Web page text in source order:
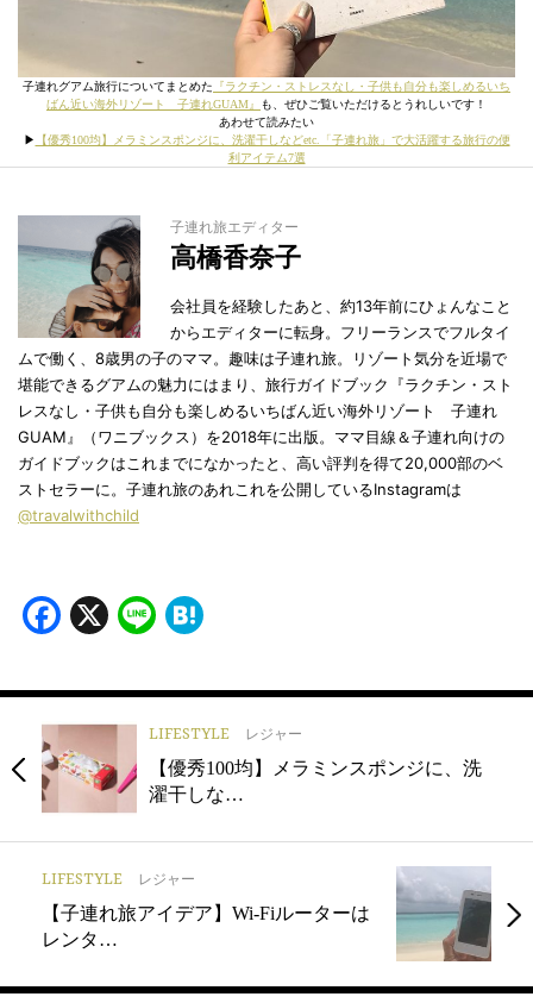
子連れグアム旅行についてまとめた 『ラクチン・ストレスなし・子供も自分も楽しめるいち
ばん近い海外リゾート 子連れGUAM』
も、ぜひご覧いただけるとうれしいです！
あわせて読みたい
▶︎
【優秀100均】メラミンスポンジに、洗濯干しなどetc.「子連れ旅」で大活躍する旅行の便
利アイテム7選
子連れ旅エディター
高橋香奈子
会社員を経験したあと、約13年前にひょんなこと
からエディターに転身。フリーランスでフルタイ
ムで働く、8歳男の子のママ。趣味は子連れ旅。リゾート気分を近場で
堪能できるグアムの魅力にはまり、旅行ガイドブック『ラクチン・スト
レスなし・子供も自分も楽しめるいちばん近い海外リゾート 子連れ
GUAM』（ワニブックス）を2018年に出版。ママ目線＆子連れ向けの
ガイドブックはこれまでになかったと、高い評判を得て20,000部のベ
ストセラーに。子連れ旅のあれこれを公開しているInstagramは
@travalwithchild
Facebook
X Line
LIFESTYLE レジャー
【優秀100均】メラミンスポンジに、洗
濯干しな…
LIFESTYLE レジャー
【子連れ旅アイデア】Wi-Fiルーターは
レンタ…